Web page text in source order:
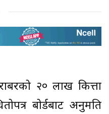
२० लाख कित्ता
बोर्डबाट अनुमति